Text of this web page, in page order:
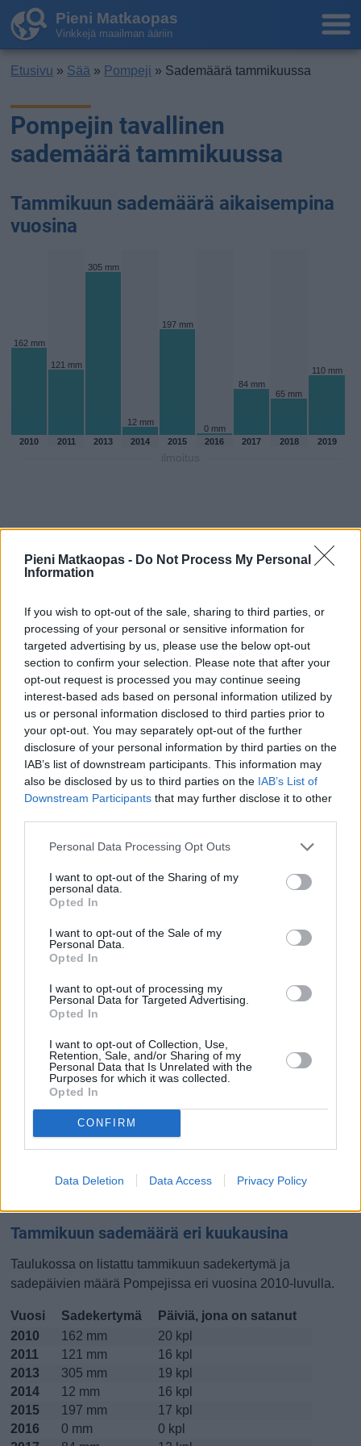
Pieni Matkaopas - Do Not Process My Personal
Information
If you wish to opt-out of the sale, sharing to third parties, or
processing of your personal or sensitive information for
targeted advertising by us, please use the below opt-out
section to confirm your selection. Please note that after your
opt-out request is processed you may continue seeing
interest-based ads based on personal information utilized by
us or personal information disclosed to third parties prior to
your opt-out. You may separately opt-out of the further
disclosure of your personal information by third parties on the
IAB’s list of downstream participants. This information may
also be disclosed by us to third parties on the IAB’s List of
Downstream Participants that may further disclose it to other
Personal Data Processing Opt Outs
I want to opt-out of the Sharing of my
personal data.
Opted In
I want to opt-out of the Sale of my
Personal Data.
Opted In
I want to opt-out of processing my
Personal Data for Targeted Advertising.
Opted In
I want to opt-out of Collection, Use,
Retention, Sale, and/or Sharing of my
Personal Data that Is Unrelated with the
Purposes for which it was collected.
Opted In
CONFIRM
Data Deletion Data Access Privacy Policy
Pieni Matkaopas
Vinkkejä maailman ääriin
Etusivu » Sää » Pompeji » Sademäärä tammikuussa
Pompejin tavallinen
sademäärä tammikuussa
Tammikuun sademäärä aikaisempina
vuosina
162 mm
121 mm
305 mm
12 mm
197 mm
0 mm
84 mm
65 mm
110 mm
2010 2011 2013 2014 2015 2016 2017 2018 2019
Sadepäivien määärä tammikuussa
aikaisempina vuosina
19 kpl
7 kpl
2011 2013 2014 2015 2016 2018
Entä muut kuukaudet? Miten paljon
Pompejissa on satanut...
Tammikuussa
Huhtikuussa Toukokuussa Kesäkuussa
Heinäkuussa Elokuussa Syyskuussa
Lokakuussa Marraskuussa Joulukuussa
Kiinnostavatko lämpötilat?
Katso miten lämmintä Pompejissa on ollut tammikuussa
Tammikuun sademäärä eri kuukausina
Taulukossa on listattu tammikuun sadekertymä ja
sadepäivien määrä Pompejissa eri vuosina 2010-luvulla.
Vuosi Sadekertymä
Päiviä, jona on satanut
2010
162 mm
20 kpl
2011
121 mm
16 kpl
2013
305 mm
19 kpl
2014
12 mm
16 kpl
2015
197 mm
17 kpl
2016
0 mm
0 kpl